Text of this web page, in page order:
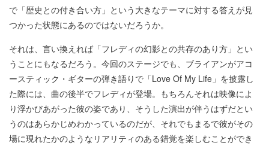
で「歴史との付き合い方」という大きなテーマに対する答えが見
つかった状態にあるのではないだろうか。
それは、言い換えれば「フレディの幻影との共存のあり方」とい
うことにもなるだろう。今回のステージでも、ブライアンがアコ
ースティック・ギターの弾き語りで「Love Of My Life」を披露し
た際には、曲の後半でフレディが登場。もちろんそれは映像によ
り浮かびあがった彼の姿であり、そうした演出が伴うはずだとい
うのはあらかじめわかっているのだが、それでもまるで彼がその
場に現れたかのようなリアリティのある錯覚を楽しむことができ